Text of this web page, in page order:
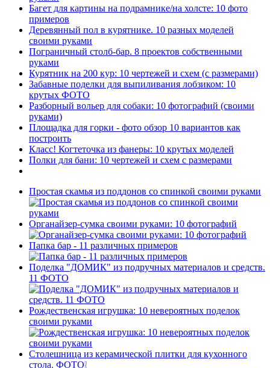
Багет для картины на подрамнике/на холсте: 10 фото
примеров
Деревянный пол в курятнике. 10 разных моделей
своими руками
Пограничный столб-бар. 8 проектов собственными
руками
Курятник на 200 кур: 10 чертежей и схем (с размерами)
Забавные поделки для выпиливания лобзиком: 10
крутых ФОТО
Разборный вольер для собаки: 10 фотографий (своими
руками)
Площадка для горки - фото обзор 10 вариантов как
построить
Класс! Когтеточка из фанеры: 10 крутых моделей
Полки для бани: 10 чертежей и схем с размерами
Простая скамья из поддонов со спинкой своими руками
Органайзер-сумка своими руками: 10 фотографий
Папка бар - 11 различных примеров
Поделка "ДОМИК" из подручных материалов и средств.
11 ФОТО
Рождественская игрушка: 10 невероятных поделок
своими руками
Столешница из керамической плитки для кухонного
стола. ФОТО❕